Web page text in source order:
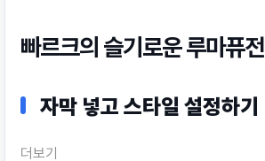
빠르크의 슬기로운 루마퓨
자막 넣고 스타일 설정하기
더보기